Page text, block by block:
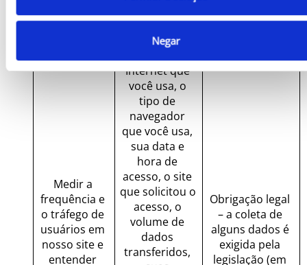
Negar
Medir a
frequência e
o tráfego de
usuários em
nosso site e
entender
geográfica do
provedor de
Internet que
você usa, o
tipo de
navegador
que você usa,
sua data e
hora de
acesso, o site
que solicitou o
acesso, o
volume de
dados
transferidos,
Obrigação legal
– a coleta de
alguns dados é
exigida pela
legislação (em